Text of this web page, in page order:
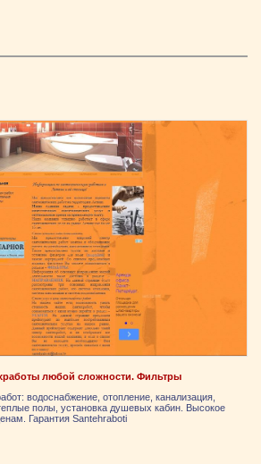
любой сложности. Фильтры
водоснабжение, отопление, канализация,
полы, установка душевых кабин. Высокое
Гарантия Santehraboti